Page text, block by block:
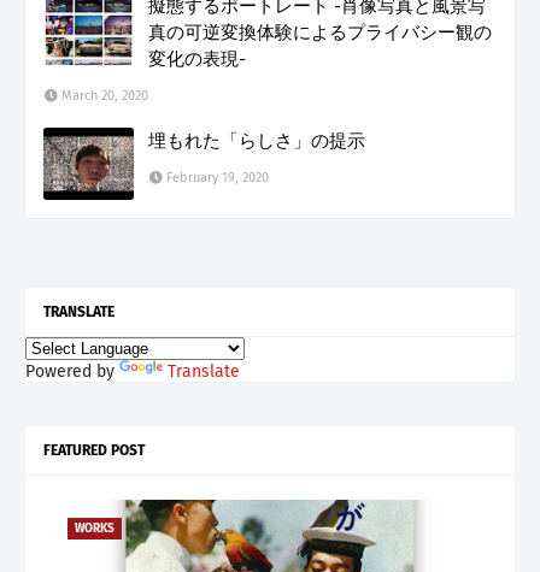
擬態するポートレート -肖像写真と風景写
真の可逆変換体験によるプライバシー観の
変化の表現-
March 20, 2020
埋もれた「らしさ」の提示
February 19, 2020
TRANSLATE
Powered by Translate
FEATURED POST
WORKS